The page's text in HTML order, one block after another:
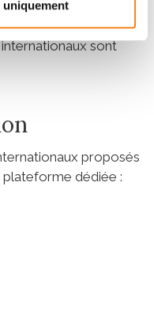
uniquement
sont
proposés
plateforme dédiée :